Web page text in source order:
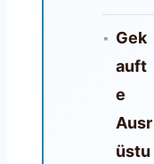
Gek
auft
e
Ausr
üstu